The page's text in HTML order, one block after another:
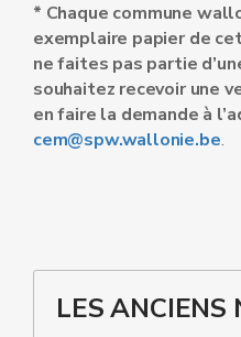
* Chaque commune
exemplaire papier de
ne faites pas partie
souhaitez recevoir une
en faire la demande à
cem@spw.wallonie.be.
LES ANCIENS